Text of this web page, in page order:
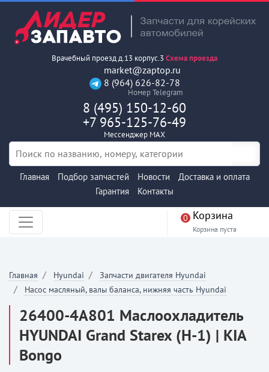
Врачебный проезд д.13 корпус.3 Схема проезда
market@zaptop.ru
8 (964) 626-82-78
Номер Telegram
8 (495) 150-12-60
+7 965-125-76-49
Мессенджер MAX
Главная Подбор запчастей Новости
Доставка и оплата
Гарантия
Контакты
0 Корзина
Корзина пуста
Главная Hyundai
Запчасти двигателя Hyundai
Насос масляный, валы баланса, нижняя часть Hyundai
26400-4A801 Маслоохладитель
HYUNDAI Grand Starex (H-1) | KIA
Bongo